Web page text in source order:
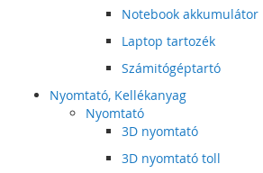
Notebook akkumulátor
Laptop tartozék
Számitógéptartó
Nyomtató, Kellékanyag
Nyomtató
3D nyomtató
3D nyomtató toll